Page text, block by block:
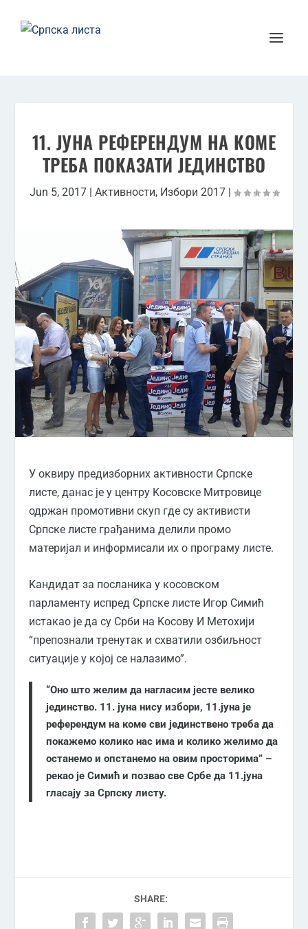
11. ЈУНА РЕФЕРЕНДУМ НА КОМЕ
ТРЕБА ПОКАЗАТИ ЈЕДИНСТВО
Jun 5, 2017| Активности, Избори 2017|
У оквиру предизборних активности Српске
листе, данас је у центру Kосовске Митровице
одржан промотивни скуп где су активисти
Српске листе грађанима делили промо
материјал и информисали их о програму листе.
Kандидат за посланика у косовском
парламенту испред Српске листе Игор Симић
истакао је да су Срби на Kосову И Метохији
“препознали тренутак и схватили озбиљност
ситуације у којој се налазимо”.
“Оно што желим да нагласим јесте велико
јединство. 11. јуна нису избори, 11.јуна је
референдум на коме сви јединствено треба да
покажемо колико нас има и колико желимо да
останемо и опстанемо на овим просторима” –
рекао је Симић и позвао све Србе да 11.јуна
гласају за Српску листу.
SHARE: